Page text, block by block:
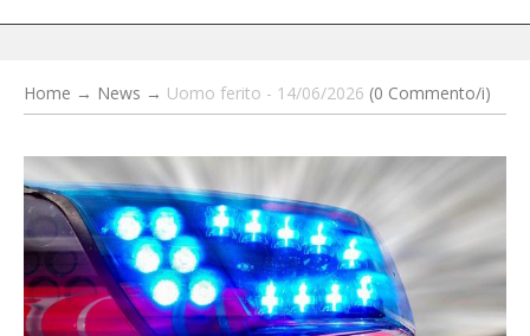
Home → News → Uomo ferito - 14/06/2026 (0 Commento/i)